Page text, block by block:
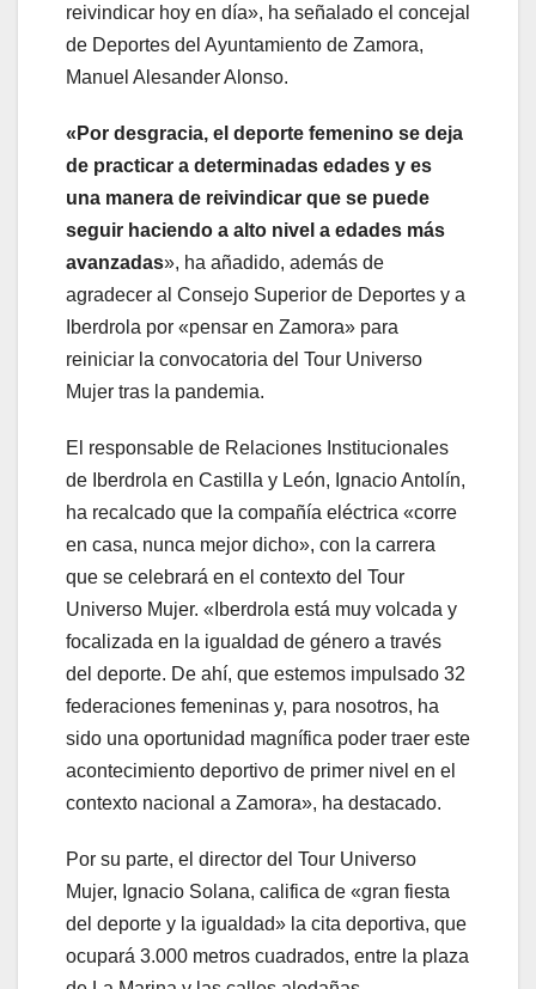
reivindicar hoy en día», ha señalado el concejal
de Deportes del Ayuntamiento de Zamora,
Manuel Alesander Alonso.
«Por desgracia, el deporte femenino se deja
de practicar a determinadas edades y es
una manera de reivindicar que se puede
seguir haciendo a alto nivel a edades más
avanzadas», ha añadido, además de
agradecer al Consejo Superior de Deportes y a
Iberdrola por «pensar en Zamora» para
reiniciar la convocatoria del Tour Universo
Mujer tras la pandemia.
El responsable de Relaciones Institucionales
de Iberdrola en Castilla y León, Ignacio Antolín,
ha recalcado que la compañía eléctrica «corre
en casa, nunca mejor dicho», con la carrera
que se celebrará en el contexto del Tour
Universo Mujer. «Iberdrola está muy volcada y
focalizada en la igualdad de género a través
del deporte. De ahí, que estemos impulsado 32
federaciones femeninas y, para nosotros, ha
sido una oportunidad magnífica poder traer este
acontecimiento deportivo de primer nivel en el
contexto nacional a Zamora», ha destacado.
Por su parte, el director del Tour Universo
Mujer, Ignacio Solana, califica de «gran fiesta
del deporte y la igualdad» la cita deportiva, que
ocupará 3.000 metros cuadrados, entre la plaza